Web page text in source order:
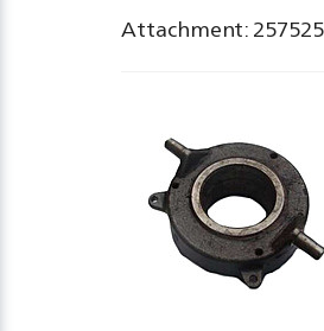
Attachment: